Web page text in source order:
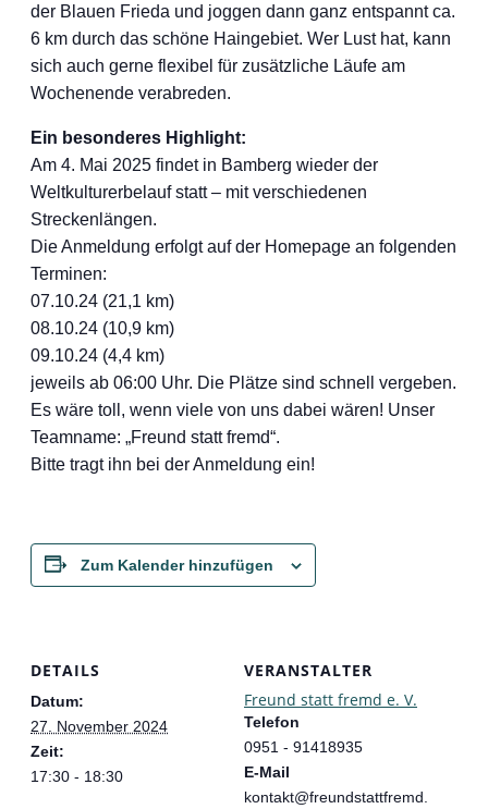
der Blauen Frieda und joggen dann ganz entspannt ca.
6 km durch das schöne Haingebiet. Wer Lust hat, kann
sich auch gerne flexibel für zusätzliche Läufe am
Wochenende verabreden.
Ein besonderes Highlight:
Am 4. Mai 2025 findet in Bamberg wieder der
Weltkulturerbelauf statt – mit verschiedenen
Streckenlängen.
Die Anmeldung erfolgt auf der Homepage an folgenden
Terminen:
07.10.24 (21,1 km)
08.10.24 (10,9 km)
09.10.24 (4,4 km)
jeweils ab 06:00 Uhr. Die Plätze sind schnell vergeben.
Es wäre toll, wenn viele von uns dabei wären! Unser
Teamname: „Freund statt fremd“.
Bitte tragt ihn bei der Anmeldung ein!
Zum Kalender hinzufügen
DETAILS
Datum:
27. November 2024
Zeit:
17:30 - 18:30
VERANSTALTER
Freund statt fremd e. V.
Telefon
0951 - 91418935
E-Mail
kontakt@freundstattfremd.